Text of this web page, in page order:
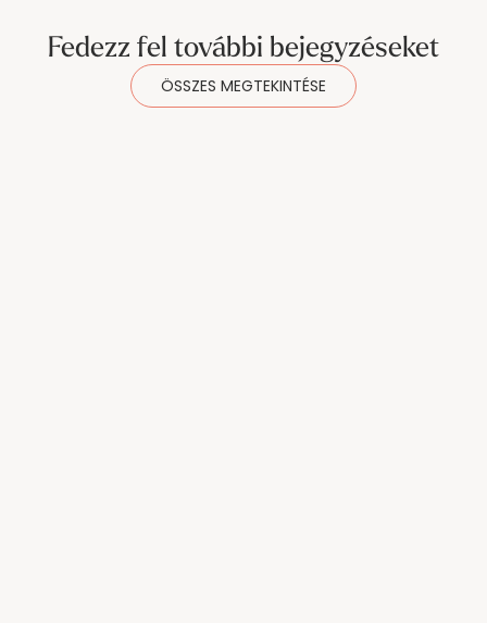
Fedezz fel további bejegyzéseket
ÖSSZES MEGTEKINTÉSE